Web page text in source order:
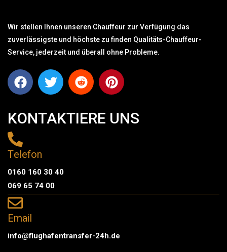
Wir stellen Ihnen unseren Chauffeur zur Verfügung das
zuverlässigste und höchste zu finden Qualitäts-Chauffeur-
Service, jederzeit und überall ohne Probleme.
KONTAKTIERE UNS
Telefon
0160 160 30 40
069 65 74 00
Email
info@flughafentransfer-24h.de